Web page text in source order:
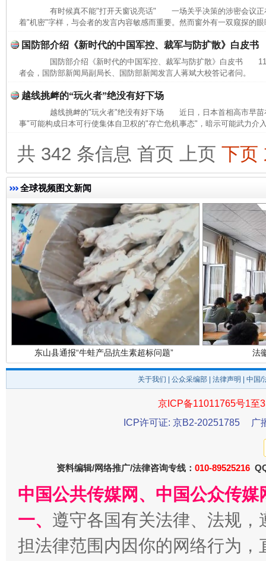
有时候真不能"打开天窗说亮话" 一场关乎决策的涉密会议正
着"机密"字样，与会者的发言内容敏感而重要。然而窗外有一双窥探的
国防部介绍《新时代的中国军控、裁军与防扩散》白皮书
国防部介绍《新时代的中国军控、裁军与防扩散》白皮书 11
者会，国防部新闻局副局长、国防部新闻发言人蒋斌大校答记者问。
越线挑衅的“玩火者”绝没有好下场
越线挑衅的"玩火者"绝没有好下场 近日，日本首相高市早苗
事"可能构成日本可行使集体自卫权的"存亡危机事态"，暗示可能武力介
共 342 条信息 首页 上页 下页
全球视频图文新闻
完善运行机制助力责任有效落实 一纸欠
东山县通报“牛蛙产品抗生素超标问题” 法
千年窑火 生生不息 一
关于我们 公众采编部 法律声明 | 中国
京ICP备11011765号1至
ICP许可证: 京B2-20251785
广
资料编辑/网络推广/法律咨询专线： 010-89525216
中国公共传媒网、中国公众传
一、 遵守各国有关法律、法规
担法律范围内因你的网络行为